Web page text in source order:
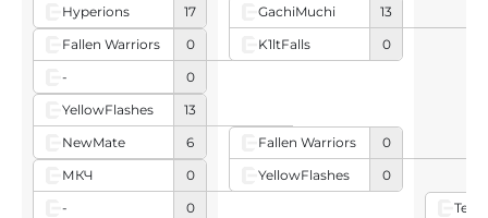
Hyperions
17
Fallen Warriors
0
-
0
YellowFlashes
13
NewMate
6
МКЧ
0
-
0
GachiMuchi
13
K1ltFalls
0
Fallen Warriors
0
YellowFlashes
0